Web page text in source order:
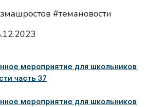
#темановости
мероприятие для школьников
часть 37
мероприятие для школьников